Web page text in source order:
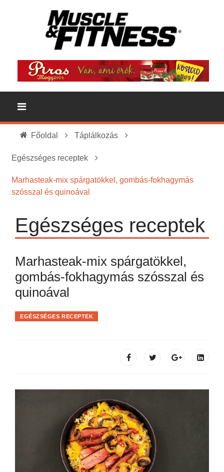
Főoldal Táplálkozás
Egészséges receptek
Marhasteak-mix spárgatökkel, gombás-fokhagymás
szósszal és quinoával
Egészséges receptek
Marhasteak-mix spárgatökkel,
gombás-fokhagymás szósszal és
quinoával
EGÉSZSÉGES RECEPTEK